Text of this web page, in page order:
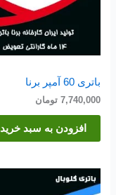
باتری 60 آمپر برنا
7,740,000 تومان
افزودن به سبد خرید